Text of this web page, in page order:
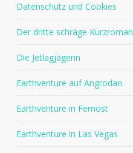
Datenschutz und Cookies
Der dritte schräge Kurzroman
Die Jetlagjägerin
Earthventure auf Angrodan
Earthventure in Fernost
Earthventure in Las Vegas